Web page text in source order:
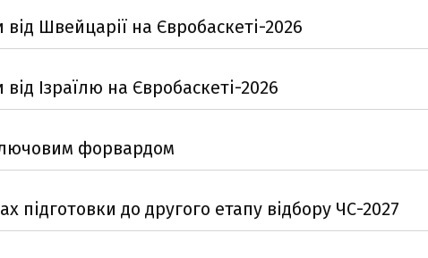
Швейцарії на Євробаскеті-2026
Ізраїлю на Євробаскеті-2026
форвардом
підготовки до другого етапу відбору ЧС-2027